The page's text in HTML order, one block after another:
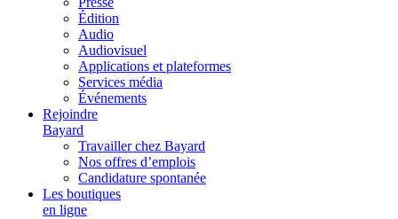
Édition
Audio
Audiovisuel
Applications et plateformes
Services média
Événements
Rejoindre
Bayard
Travailler chez Bayard
Nos offres d’emplois
Candidature spontanée
Les boutiques
en ligne